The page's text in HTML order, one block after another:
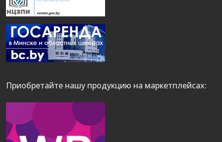
Приобретайте нашу продукцию на маркетплейсах: